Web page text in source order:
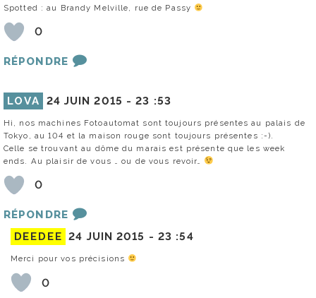
Spotted : au Brandy Melville, rue de Passy
0
RÉPONDRE
LOVA 24 JUIN 2015 -23 :53
Hi, nos machines Fotoautomat sont toujours présentes au palais de
Tokyo, au 104 et la maison rouge sont toujours présentes :-).
Celle se trouvant au dôme du marais est présente que les week
ends. Au plaisir de vous … ou de vous revoir…
0
RÉPONDRE
DEEDEE 24 JUIN 2015 - 23 :54
Merci pour vos précisions
0